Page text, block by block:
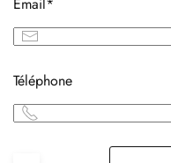
Email*
Téléphone